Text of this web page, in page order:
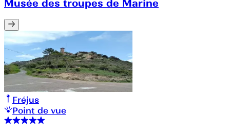
Musée des troupes de Marine
Fréjus
Point de vue